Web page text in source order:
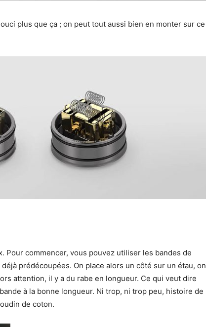
plus que ça ; on peut tout aussi bien en monter sur ce
Pour commencer, vous pouvez utiliser les bandes de
prédécoupées. On place alors un côté sur un étau, on
attention, il y a du rabe en longueur. Ce qui veut dire
à la bonne longueur. Ni trop, ni trop peu, histoire de
de coton.